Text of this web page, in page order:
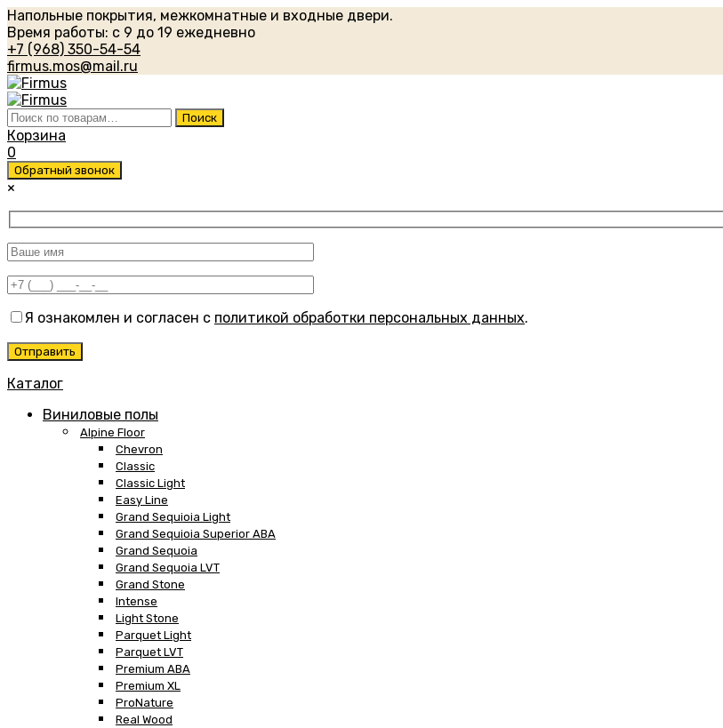
Напольные покрытия, межкомнатные и входные двери.
Время работы: с 9 до 19 ежедневно
+7 (968) 350-54-54
firmus.mos@mail.ru
Искать: Поиск
Корзина
0
Обратный звонок
×
Я ознакомлен и согласен с политикой обработки персональных данных.
Каталог
Виниловые полы
Alpine Floor
Chevron
Classic
Classic Light
Easy Line
Grand Sequioia Light
Grand Sequioia Superior ABA
Grand Sequoia
Grand Sequoia LVT
Grand Stone
Intense
Light Stone
Parquet Light
Parquet LVT
Premium ABA
Premium XL
ProNature
Real Wood